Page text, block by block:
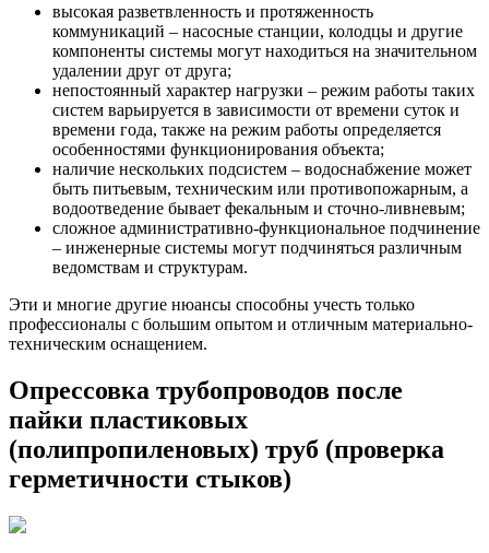
высокая разветвленность и протяженность
коммуникаций – насосные станции, колодцы и другие
компоненты системы могут находиться на значительном
удалении друг от друга;
непостоянный характер нагрузки – режим работы таких
систем варьируется в зависимости от времени суток и
времени года, также на режим работы определяется
особенностями функционирования объекта;
наличие нескольких подсистем – водоснабжение может
быть питьевым, техническим или противопожарным, а
водоотведение бывает фекальным и сточно-ливневым;
сложное административно-функциональное подчинение
– инженерные системы могут подчиняться различным
ведомствам и структурам.
Эти и многие другие нюансы способны учесть только
профессионалы с большим опытом и отличным материально-
техническим оснащением.
Опрессовка трубопроводов после
пайки пластиковых
(полипропиленовых) труб (проверка
герметичности стыков)